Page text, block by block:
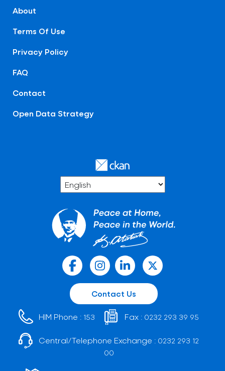
About
Terms Of Use
Privacy Policy
FAQ
Contact
Open Data Strategy
Contact Us
HIM Phone : 153 Fax : 0232 293 39 95
Central/Telephone Exchange : 0232 293 12
00